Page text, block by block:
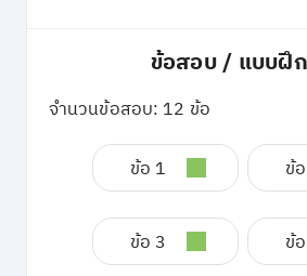
ข้อสอบ / แบบฝึ
จำนวนข้อสอบ: 12 ข้อ
ข้อ 1 ข้
ข้อ 3 ข้